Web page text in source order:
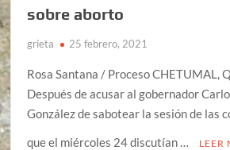
sobre aborto
grieta 25 febrero, 2021
Rosa Santana / Proceso CHETUMAL,
Después de acusar al gobernador
González de sabotear la sesión de las
que el miércoles 24 discutían …
LEER